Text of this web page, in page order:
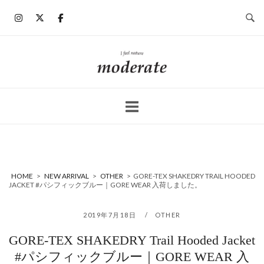
ホ
ー
HOME > NEW ARRIVAL > OTHER > GORE-TEX SHAKEDRY TRAIL HOODED
JACKET #パシフィックブルー｜GORE WEAR 入荷しました。
2019年7月18日 OTHER
GORE-TEX SHAKEDRY Trail Hooded Jacket
#パシフィックブルー｜GORE WEAR 入